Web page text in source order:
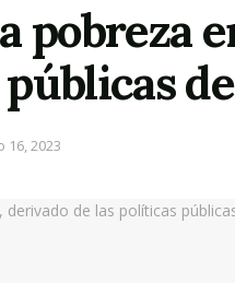
pobreza
16, 2023